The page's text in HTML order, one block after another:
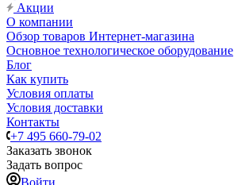
Акции
О компании
Обзор товаров Интернет-магазина
Основное технологическое оборудование
Блог
Как купить
Условия оплаты
Условия доставки
Контакты
+7 495 660-79-02
Заказать звонок
Задать вопрос
Войти